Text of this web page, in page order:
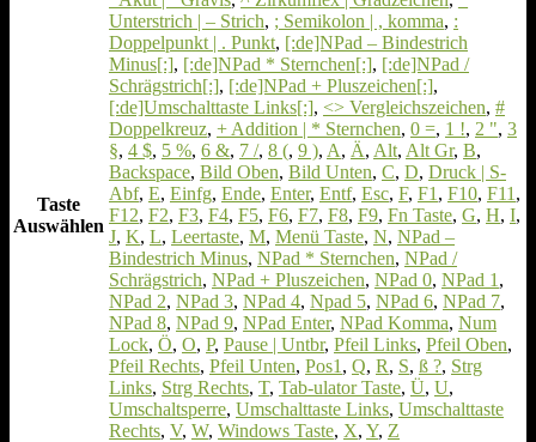
Taste
Auswählen
Unterstrich | – Strich, ; Semikolon | , komma, :
Doppelpunkt | . Punkt, [:de]NPad – Bindestrich
Minus[:], [:de]NPad * Sternchen[:], [:de]NPad /
Schrägstrich[:], [:de]NPad + Pluszeichen[:],
[:de]Umschalttaste Links[:], <> Vergleichszeichen, #
Doppelkreuz, + Addition | * Sternchen, 0 =, 1 !, 2 ", 3
§, 4 $, 5 %, 6 &, 7 /, 8 (, 9 ), A, Ä, Alt, Alt Gr, B,
Backspace, Bild Oben, Bild Unten, C, D, Druck | S-
Abf, E, Einfg, Ende, Enter, Entf, Esc, F, F1 , F10, F11 ,
F12, F2, F3, F4, F5, F6, F7, F8, F9, Fn Taste, G, H, I,
J, K, L, Leertaste, M, Menü Taste, N, NPad –
Bindestrich Minus, NPad * Sternchen, NPad /
Schrägstrich, NPad + Pluszeichen, NPad 0, NPad 1 ,
NPad 2, NPad 3, NPad 4, Npad 5, NPad 6, NPad 7,
NPad 8, NPad 9, NPad Enter, NPad Komma, Num
Lock, Ö, O, P, Pause | Untbr, Pfeil Links, Pfeil Oben,
Pfeil Rechts, Pfeil Unten, Pos1 , Q, R, S, ß ?, Strg
Links, Strg Rechts, T, Tab-ulator Taste, Ü, U,
Umschaltsperre, Umschalttaste Links, Umschalttaste
Rechts, V, W, Windows Taste, X, Y, Z